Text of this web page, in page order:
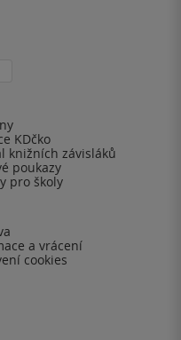
KDčko
knižních závisláků
poukazy
pro školy
a vrácení
cookies